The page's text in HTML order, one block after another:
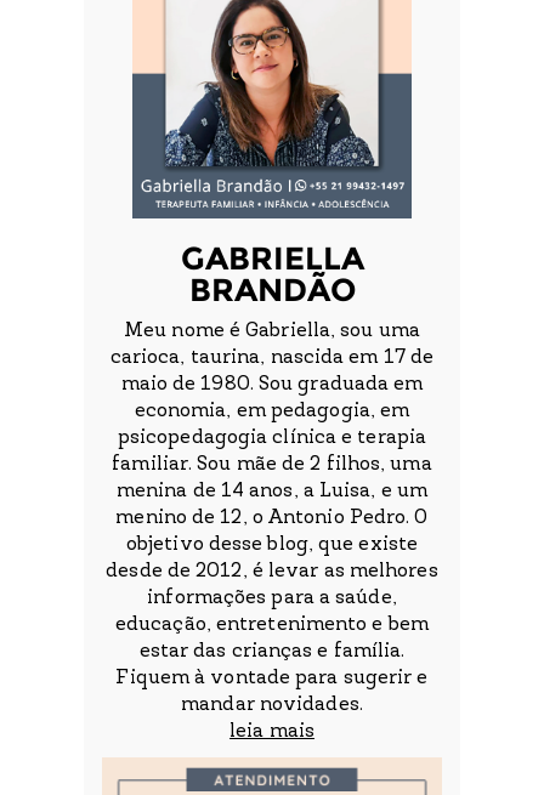
GABRIELLA
BRANDÃO
Meu nome é Gabriella, sou uma
carioca, taurina, nascida em 17 de
maio de 1980. Sou graduada em
economia, em pedagogia, em
psicopedagogia clínica e terapia
familiar. Sou mãe de 2 filhos, uma
menina de 14 anos, a Luisa, e um
menino de 12, o Antonio Pedro. O
objetivo desse blog, que existe
desde de 2012, é levar as melhores
informações para a saúde,
educação, entretenimento e bem
estar das crianças e família.
Fiquem à vontade para sugerir e
mandar novidades.
leia mais